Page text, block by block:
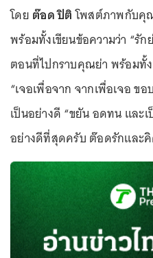
โดย ต๊อด ปิติโพสต์ภาพกับคุณ
พร้อมทั้งเขียนข้อความว่า “รั
ตอนที่ไปกราบคุณย่า พร้อมทั้
“เจอเพื่อจาก จากเพื่อเจอ
เป็นอย่างดี “ขยัน อดทน และ
อย่างดีที่สุดครับ ต๊อดรักและคิ